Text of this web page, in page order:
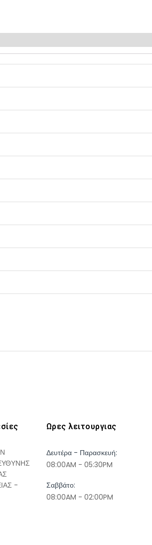
-
Ωρες λειτουργιας
Δευτέρα - Παρασκευή:
08:00AM - 05:30PM
Σαββάτο:
08:00AM - 02:00PM